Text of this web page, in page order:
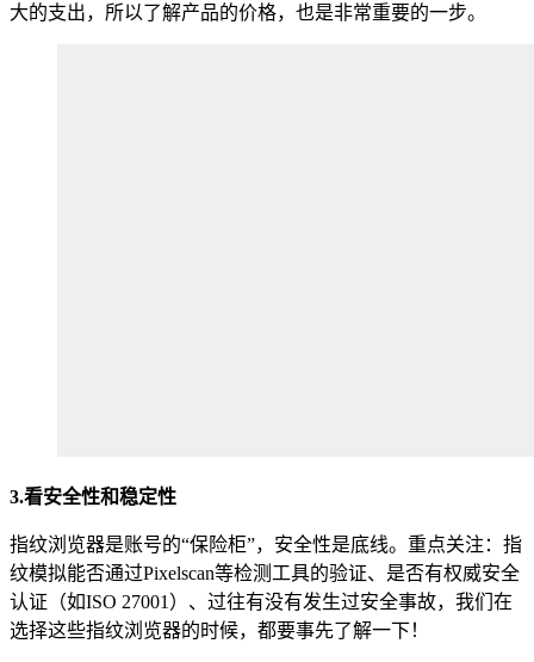
大的支出，所以了解产品的价格，也是非常重要的一步。
3.看安全性和稳定性
指纹浏览器是账号的“保险柜”，安全性是底线。重点关注：指
纹模拟能否通过Pixelscan等检测工具的验证、是否有权威安全
认证（如ISO 27001）、过往有没有发生过安全事故，我们在
选择这些指纹浏览器的时候，都要事先了解一下！